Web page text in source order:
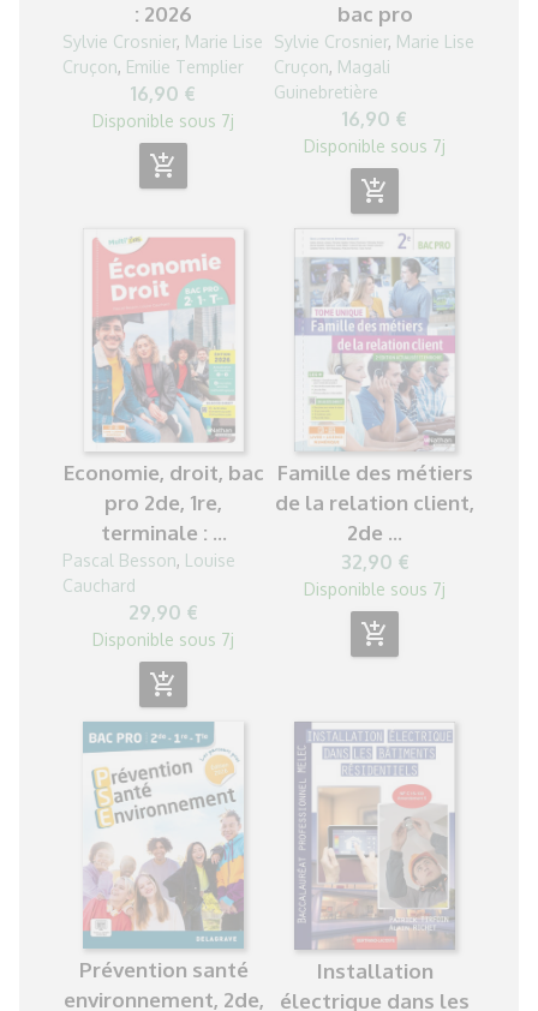
: 2026
Sylvie Crosnier, Marie Lise
Cruçon, Emilie Templier
16,90 €
Disponible sous 7j
add_shopping_cart
bac pro
Sylvie Crosnier, Marie Lise
Cruçon, Magali
Guinebretière
16,90 €
Disponible sous 7j
add_shopping_cart
Economie, droit, bac
pro 2de, 1re,
terminale : ...
Pascal Besson, Louise
Cauchard
29,90 €
Disponible sous 7j
add_shopping_cart
Famille des métiers
de la relation client,
2de ...
32,90 €
Disponible sous 7j
add_shopping_cart
Prévention santé
environnement, 2de,
Installation
électrique dans les